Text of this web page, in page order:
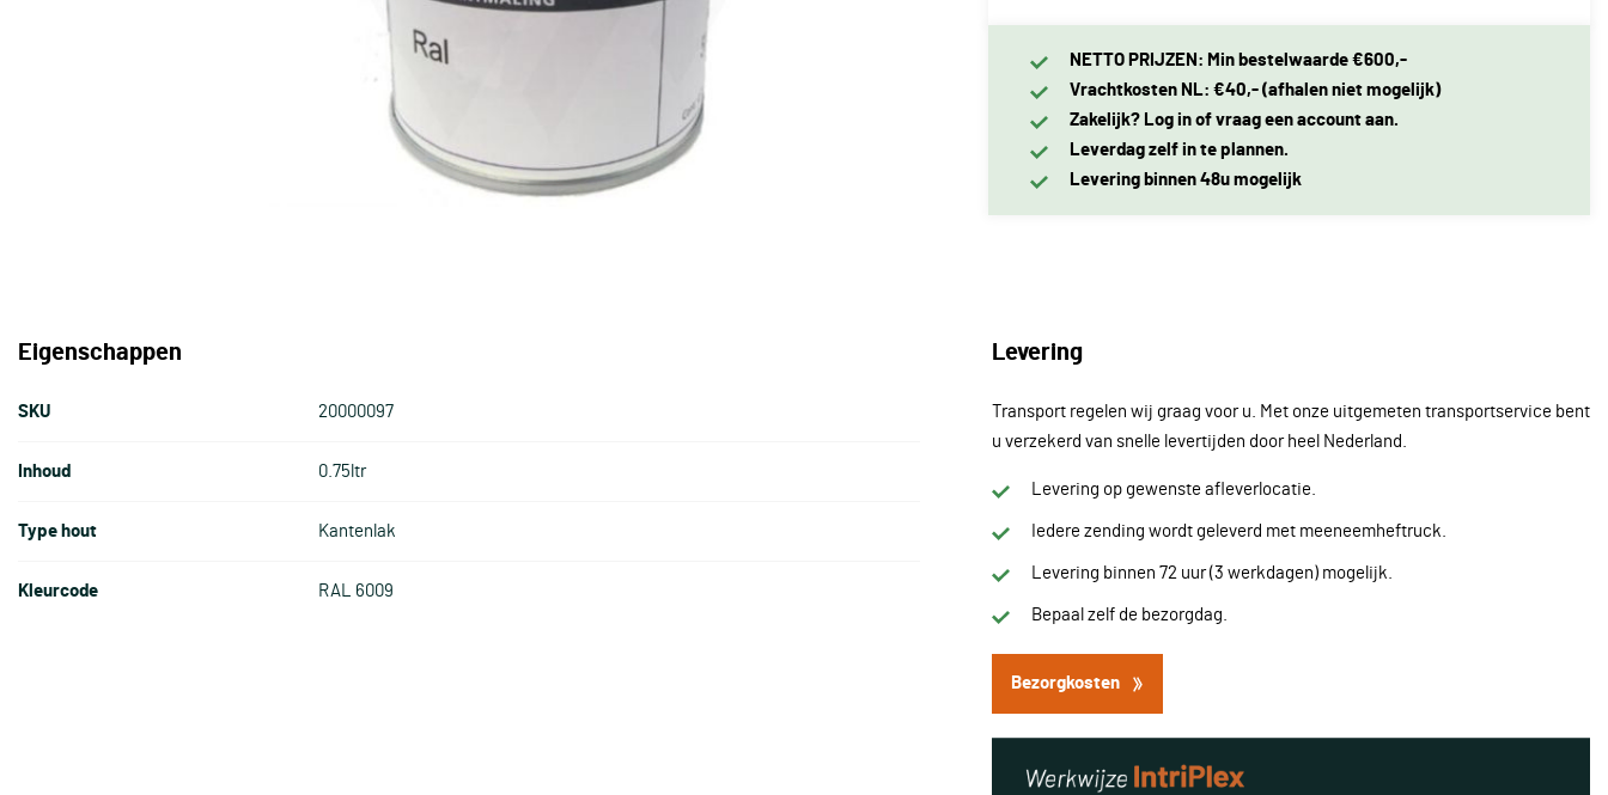
NETTO PRIJZEN: Min bestelwaarde €600,-
Vrachtkosten NL: €40,- (afhalen niet mogelijk)
Zakelijk? Log in of vraag een account aan.
Leverdag zelf in te plannen.
Levering binnen 48u mogelijk
Eigenschappen
SKU 20000097
Inhoud 0.75ltr
Type hout Kantenlak
Kleurcode RAL 6009
Levering
Transport regelen wij graag voor u. Met onze uitgemeten transportservice bent
u verzekerd van snelle levertijden door heel Nederland.
Levering op gewenste afleverlocatie.
Iedere zending wordt geleverd met meeneemheftruck.
Levering binnen 72 uur (3 werkdagen) mogelijk.
Bepaal zelf de bezorgdag.
Bezorgkosten